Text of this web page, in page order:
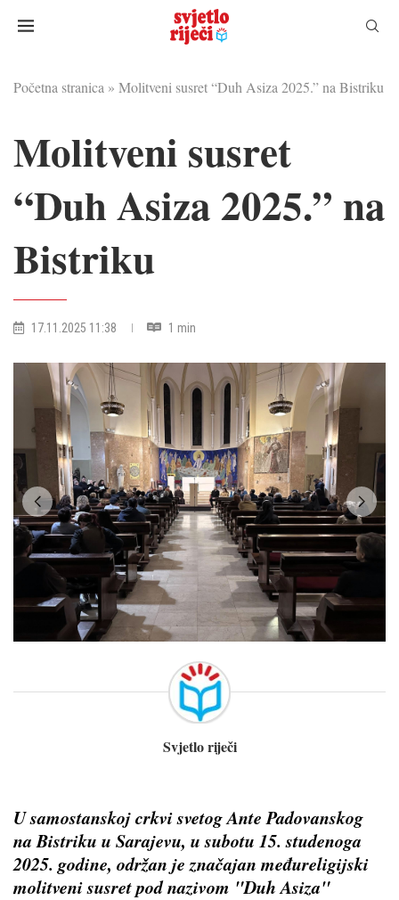
Početna stranica » Molitveni susret “Duh Asiza 2025.” na Bistriku
Molitveni susret
“Duh Asiza 2025.” na
Bistriku
17.11.2025 11:38 1 min
Svjetlo riječi
U samostanskoj crkvi svetog Ante Padovanskog
na Bistriku u Sarajevu, u subotu 15. studenoga
2025. godine, održan je značajan međureligijski
molitveni susret pod nazivom "Duh Asiza"